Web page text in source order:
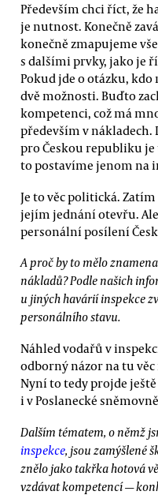
Především chci říct, že
je nutnost. Konečně
konečně zmapujeme
s dalšími prvky, jako je
Pokud jde o otázku,
dvě možnosti. Buďto
kompetenci, což má
především v
pro Českou republiku
to postavíme jenom na
Je to věc politická.
jejím jednání otevřu.
personální posílení
A proč by to mělo
nákladů? Podle našich
u jiných havárií inspekce
personálního stavu.
Náhled vodařů v
odborný názor na tu věc
Nyní to tedy projde
i v Poslanecké
Dalším tématem, o němž
inspekce, jsou zamýšlené
znělo jako takřka hotová
vzdávat kompetencí —